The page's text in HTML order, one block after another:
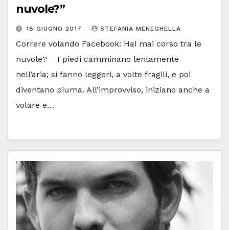
nuvole?”
18 GIUGNO 2017 STEFANIA MENEGHELLA
Correre volando Facebook: Hai mai corso tra le
nuvole? I piedi camminano lentamente
nell’aria; si fanno leggeri, a volte fragili, e poi
diventano piuma. All’improvviso, iniziano anche a
volare e…